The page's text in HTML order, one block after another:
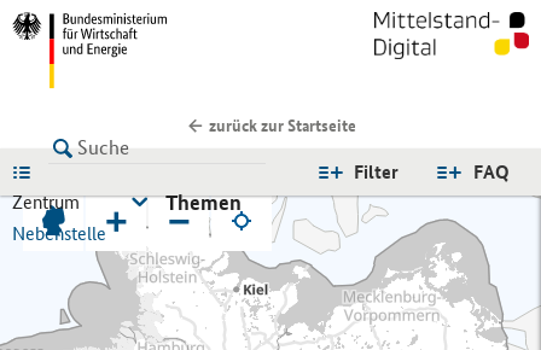
zurück zur Startseite
FAQ
Filter
Zentrum
Nebenstelle
Themen
+ −